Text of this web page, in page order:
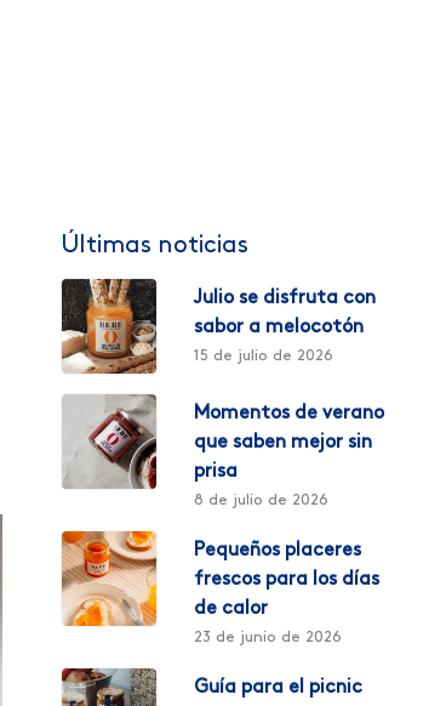
Últimas noticias
Julio se disfruta con
sabor a melocotón
15 de julio de 2026
Momentos de verano
que saben mejor sin
prisa
8 de julio de 2026
Pequeños placeres
frescos para los días
de calor
23 de junio de 2026
Guía para el picnic